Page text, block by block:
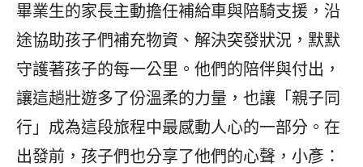
畢業生的家長主動擔任補給車與陪騎支援，沿
途協助孩子們補充物資、解決突發狀況，默默
守護著孩子的每一公里。他們的陪伴與付出，
讓這趟壯遊多了份溫柔的力量，也讓「親子同
行」成為這段旅程中最感動人心的一部分。在
出發前，孩子們也分享了他們的心聲，小彥：